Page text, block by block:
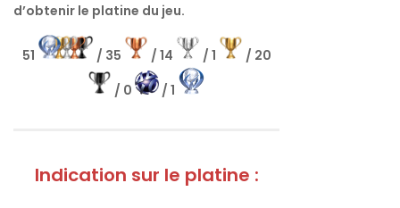
d’obtenir le platine du jeu.
51 / 35 / 14 / 1
/ 20
/ 0
/ 1
Indication sur le platine :